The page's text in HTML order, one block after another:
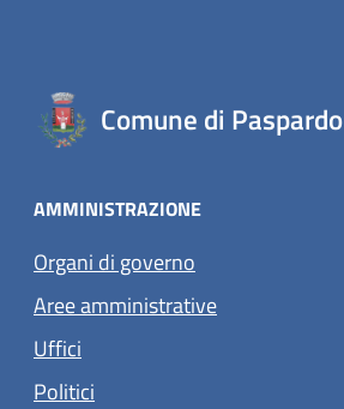
Comune di Paspardo
AMMINISTRAZIONE
Organi di governo
Aree amministrative
Uffici
Politici